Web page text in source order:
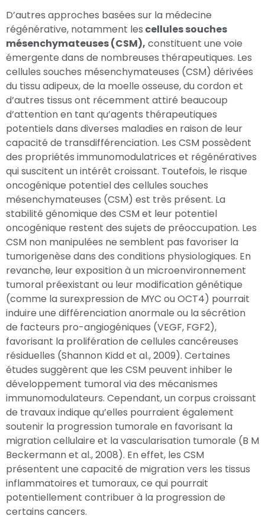
D’autres approches basées sur la médecine
régénérative, notamment les cellules souches
mésenchymateuses (CSM), constituent une voie
émergente dans de nombreuses thérapeutiques. Les
cellules souches mésenchymateuses (CSM) dérivées
du tissu adipeux, de la moelle osseuse, du cordon et
d’autres tissus ont récemment attiré beaucoup
d’attention en tant qu’agents thérapeutiques
potentiels dans diverses maladies en raison de leur
capacité de transdifférenciation. Les CSM possèdent
des propriétés immunomodulatrices et régénératives
qui suscitent un intérêt croissant. Toutefois, le risque
oncogénique potentiel des cellules souches
mésenchymateuses (CSM) est très présent. La
stabilité génomique des CSM et leur potentiel
oncogénique restent des sujets de préoccupation. Les
CSM non manipulées ne semblent pas favoriser la
tumorigenèse dans des conditions physiologiques. En
revanche, leur exposition à un microenvironnement
tumoral préexistant ou leur modification génétique
(comme la surexpression de MYC ou OCT4) pourrait
induire une différenciation anormale ou la sécrétion
de facteurs pro-angiogéniques (VEGF, FGF2),
favorisant la prolifération de cellules cancéreuses
résiduelles (Shannon Kidd et al., 2009). Certaines
études suggèrent que les CSM peuvent inhiber le
développement tumoral via des mécanismes
immunomodulateurs. Cependant, un corpus croissant
de travaux indique qu’elles pourraient également
soutenir la progression tumorale en favorisant la
migration cellulaire et la vascularisation tumorale (B M
Beckermann et al., 2008). En effet, les CSM
présentent une capacité de migration vers les tissus
inflammatoires et tumoraux, ce qui pourrait
potentiellement contribuer à la progression de
certains cancers.